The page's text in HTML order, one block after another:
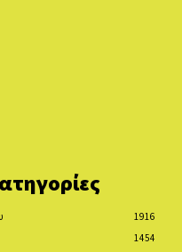
1916
1454